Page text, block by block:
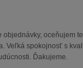
objednávky, oceňujem
Veľká spokojnosť s
Ďakujeme.